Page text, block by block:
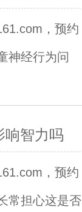
，预约
神经行为问
响智力吗
，预约
常担心这是否